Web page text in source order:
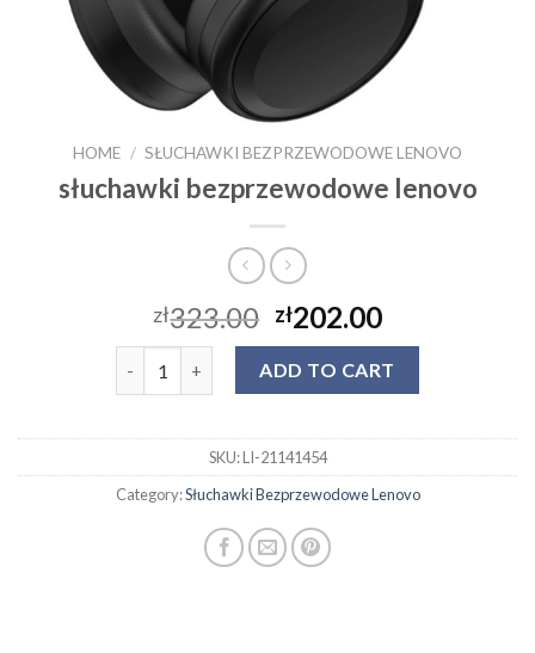
HOME / SŁUCHAWKI BEZPRZEWODOWE LENOVO
słuchawki bezprzewodowe lenovo
zł323.00 zł202.00
słuchawki bezprzewodowe lenovo quantity
ADD TO CART
SKU:LI-21141454
Category:Słuchawki Bezprzewodowe Lenovo